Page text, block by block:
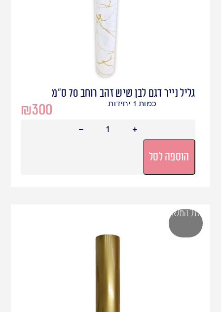
גליל נייר דגם לבן שיש זהב רוחב 70 ס"מ
₪300 כמות 1 יחידות
הוספה לסל
אזל המלאי